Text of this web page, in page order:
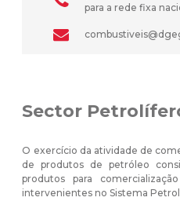
para a rede fixa
Sector
O exercício da atividade de
de produtos de petróleo
produtos para
intervenientes no Sistema